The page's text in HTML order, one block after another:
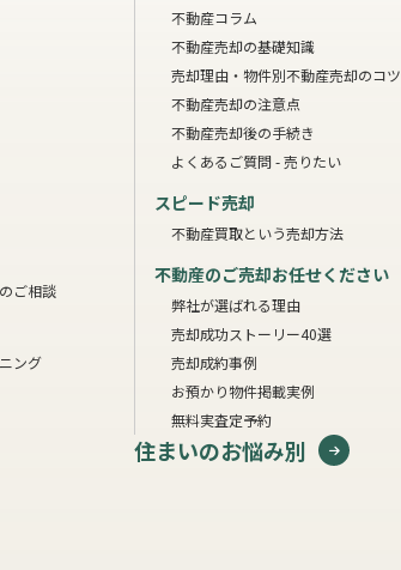
ご相談
ング
不動産コラム
不動産売却の基礎知識
売却理由・物件別不動産売却のコツ
不動産売却の注意点
不動産売却後の手続き
よくあるご質問 - 売りたい
スピード売却
不動産買取という売却方法
不動産のご売却お任せください
弊社が選ばれる理由
売却成功ストーリー40選
売却成約事例
お預かり物件掲載実例
無料実査定予約
住まいのお悩み別